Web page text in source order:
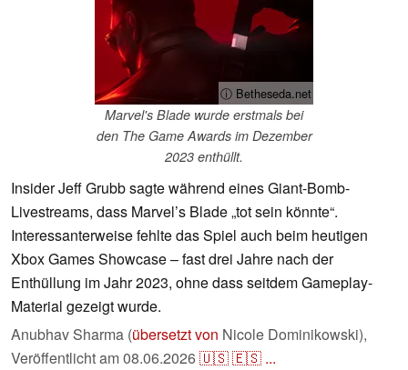
ⓘ Betheseda.net
Marvel's Blade wurde erstmals bei
den The Game Awards im Dezember
2023 enthüllt.
Insider Jeff Grubb sagte während eines Giant-Bomb-
Livestreams, dass Marvel’s Blade „tot sein könnte“.
Interessanterweise fehlte das Spiel auch beim heutigen
Xbox Games Showcase – fast drei Jahre nach der
Enthüllung im Jahr 2023, ohne dass seitdem Gameplay-
Material gezeigt wurde.
Anubhav Sharma (übersetzt von Nicole Dominikowski),
Veröffentlicht am08.06.2026🇺🇸🇪🇸 ...